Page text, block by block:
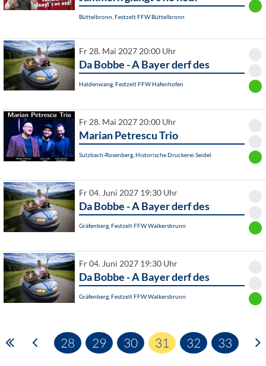
Büttelbronn, Festzelt FFW Büttelbronn
Fr 28. Mai 2027 20:00 Uhr
Da Bobbe - A Bayer derf des
Haldenwang, Festzelt FFW Hafenhofen
Fr 28. Mai 2027 20:00 Uhr
Marian Petrescu Trio
Sulzbach-Rosenberg, Historische Druckerei Seidel
Fr 04. Juni 2027 19:30 Uhr
Da Bobbe - A Bayer derf des
Gräfenberg, Festzelt FFW Walkersbrunn
Fr 04. Juni 2027 19:30 Uhr
Da Bobbe - A Bayer derf des
Gräfenberg, Festzelt FFW Walkersbrunn
28 29 30 31 32 33